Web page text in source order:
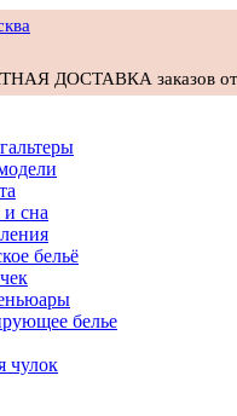
ДОСТАВКА заказов от
сна
бельё
белье
чулок